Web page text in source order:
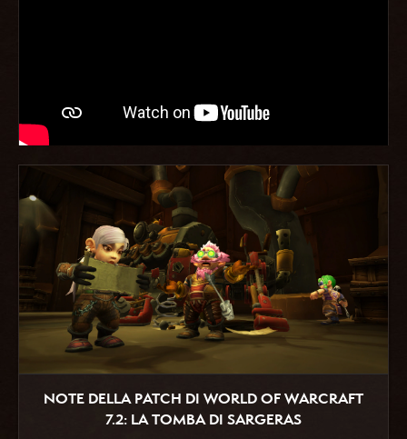
NOTE DELLA PATCH DI WORLD OF WARCRAFT
7.2: LA TOMBA DI SARGERAS